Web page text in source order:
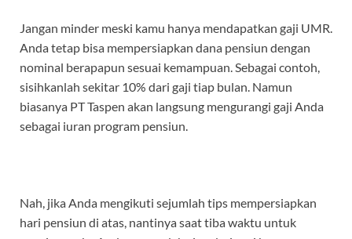
Jangan minder meski kamu hanya mendapatkan gaji UMR.
Anda tetap bisa mempersiapkan dana pensiun dengan
nominal berapapun sesuai kemampuan. Sebagai contoh,
sisihkanlah sekitar 10% dari gaji tiap bulan. Namun
biasanya PT Taspen akan langsung mengurangi gaji Anda
sebagai iuran program pensiun.
Nah, jika Anda mengikuti sejumlah tips mempersiapkan
hari pensiun di atas, nantinya saat tiba waktu untuk